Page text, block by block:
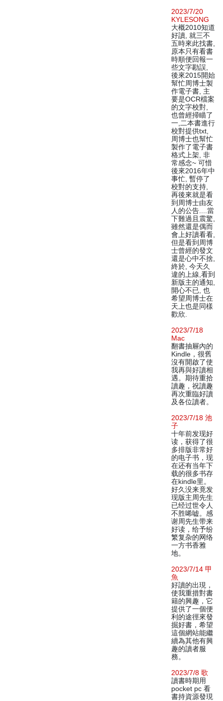
2023/7/20
KYLESONG
大概2010知道
好讀, 就三不
五時來此找書,
原本只有看書
時順便回報一
些文字勘誤,
後來2015開始
幫忙周博士製
作電子書, 主
要是OCR檔案
的文字校對,
也曾經掃瞄了
一,二本書進行
校對提供txt,
周博士也幫忙
製作了電子書
格式上架, 非
常感念~ 可惜
後來2016年中
事忙, 暫停了
校對的支持,
再後來就是看
到周博士由友
人的公告....當
下難過且震驚,
雖然還是偶而
會上好讀看看,
但是看到周博
士曾經的發文
還是心中不捨,
終於, 今天久
違的上線,看到
新版主的通知,
開心不已, 也
希望周博士在
天上也是同樣
歡欣.
2023/7/18
Mac
翻書抽屜內的
Kindle，很舊
沒有開啟了使
我再與好讀相
遇。期待重拾
讀趣，祝讀趣
再次重臨好讀
及各位讀者。
2023/7/18 池
子
十年前发现好
读，获得了很
多排版非常好
的电子书，现
在还有当年下
载的很多书存
在kindle里。
好久没来竟发
现版主周先生
已经过世令人
不胜唏嘘。感
谢周先生带来
好读，给予纷
繁复杂的网络
一方书香雅
地。
2023/7/14 甲
魚
好讀的出現，
使我重措對書
籍的興趣，它
提供了一個便
利的途徑來發
掘好書，希望
這個網站能繼
續為其他有興
趣的讀者服
務。
2023/7/8 歌
讀書時期用
pocket pc 看
書持資源發現